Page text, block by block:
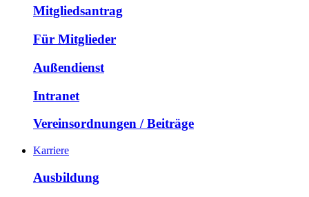
Mitgliedsantrag
Für Mitglieder
Außendienst
Intranet
Vereinsordnungen / Beiträge
Karriere
Ausbildung